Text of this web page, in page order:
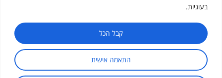
בעוגיות.
התאמה אישית
קבל הכל
דפוס אילן
רחוב העבודה 28, אשדוד
073-257-2715